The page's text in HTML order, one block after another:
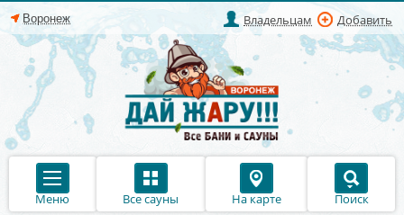
Владельцам Добавить
Меню Все сауны На карте Поиск